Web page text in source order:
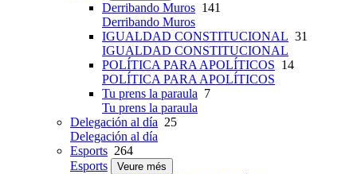
Derribando Muros 141
Derribando Muros
IGUALDAD CONSTITUCIONAL 31
IGUALDAD CONSTITUCIONAL
POLÍTICA PARA APOLÍTICOS 14
POLÍTICA PARA APOLÍTICOS
Tu prens la paraula 7
Tu prens la paraula
Delegación al día 25
Delegación al día
Esports 264
Esports
Veure més